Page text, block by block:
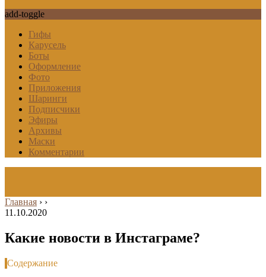
add-toggle
Гифы
Карусель
Боты
Оформление
Фото
Приложения
Шаринги
Подписчики
Эфиры
Архивы
Маски
Комментарии
Главная › ›
11.10.2020
Какие новости в Инстаграме?
Содержание